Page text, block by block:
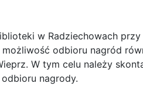
w Radziechowach przy
odbioru nagród
W tym celu należy
nagrody.